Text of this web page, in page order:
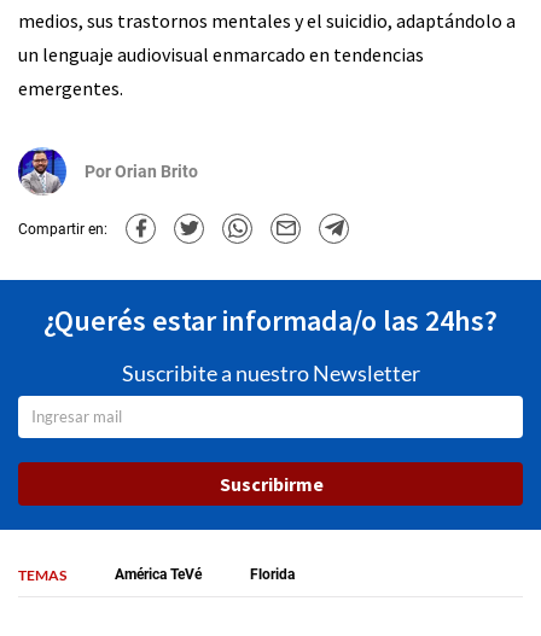
medios, sus trastornos mentales y el suicidio, adaptándolo a
un lenguaje audiovisual enmarcado en tendencias
emergentes.
PorOrian Brito
Compartir en:
¿Querés estar informada/o las 24hs?
Suscribite a nuestro Newsletter
Suscribirme
TEMAS América TeVé Florida